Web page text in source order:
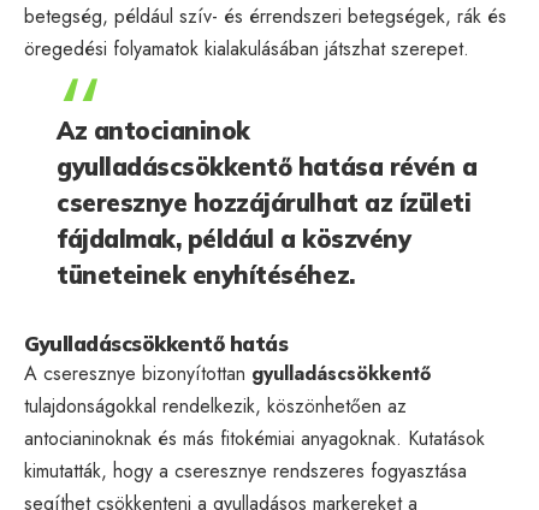
betegség, például szív- és érrendszeri betegségek, rák és
öregedési folyamatok kialakulásában játszhat szerepet.
Az antocianinok
gyulladáscsökkentő hatása révén a
cseresznye hozzájárulhat az ízületi
fájdalmak, például a köszvény
tüneteinek enyhítéséhez.
Gyulladáscsökkentő hatás
A cseresznye bizonyítottan gyulladáscsökkentő
tulajdonságokkal rendelkezik, köszönhetően az
antocianinoknak és más fitokémiai anyagoknak. Kutatások
kimutatták, hogy a cseresznye rendszeres fogyasztása
segíthet csökkenteni a gyulladásos markereket a